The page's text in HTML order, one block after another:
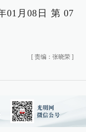
01月08日 第 07
[ 责编：张晓荣 ]